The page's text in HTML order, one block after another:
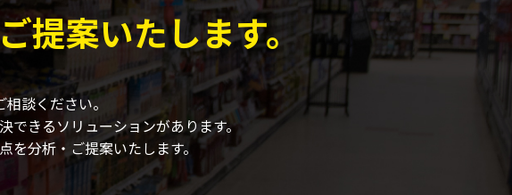
提案いたします。
談ください。
できるソリューションがあります。
分析・ご提案いたします。